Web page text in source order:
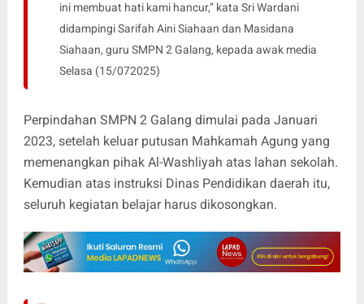
ini membuat hati kami hancur,” kata Sri Wardani
didampingi Sarifah Aini Siahaan dan Masidana
Siahaan, guru SMPN 2 Galang, kepada awak media
Selasa (15/072025)
Perpindahan SMPN 2 Galang dimulai pada Januari
2023, setelah keluar putusan Mahkamah Agung yang
memenangkan pihak Al-Washliyah atas lahan sekolah.
Kemudian atas instruksi Dinas Pendidikan daerah itu,
seluruh kegiatan belajar harus dikosongkan.